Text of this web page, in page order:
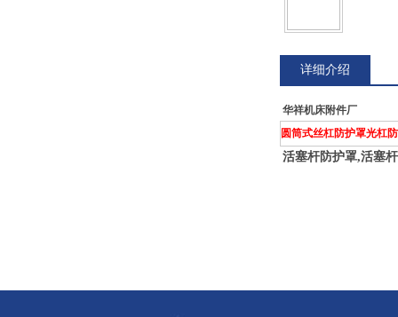
详细介绍
华祥机床附件厂
圆筒式丝杠防护罩光杠
活塞杆防护罩,活塞